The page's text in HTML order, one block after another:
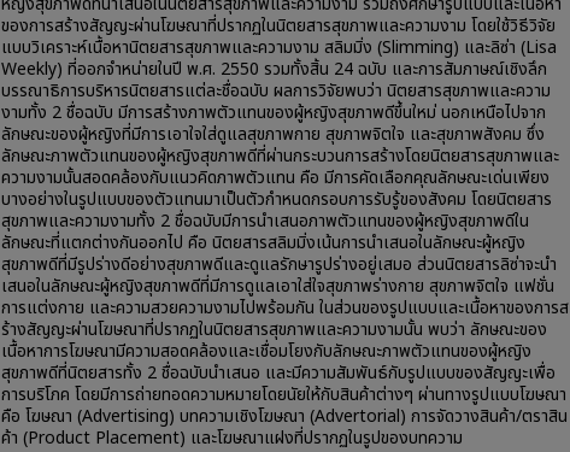
ของการสร้างสัญญะผ่านโฆษณาที่ปรากฏในนิตยสารสุขภาพและความงาม โดยใช้วิธีวิจัย
แบบวิเคราะห์เนื้อหานิตยสารสุขภาพและความงาม สลิมมิ่ง (Slimming) และลิซ่า (Lisa
Weekly) ที่ออกจำหน่ายในปี พ.ศ. 2550 รวมทั้งสิ้น 24 ฉบับ และการสัมภาษณ์เชิงลึก
บรรณาธิการบริหารนิตยสารแต่ละชื่อฉบับ ผลการวิจัยพบว่า นิตยสารสุขภาพและความ
งามทั้ง 2 ชื่อฉบับ มีการสร้างภาพตัวแทนของผู้หญิงสุขภาพดีขึ้นใหม่ นอกเหนือไปจาก
ลักษณะของผู้หญิงที่มีการเอาใจใส่ดูแลสุขภาพกาย สุขภาพจิตใจ และสุขภาพสังคม ซึ่ง
ลักษณะภาพตัวแทนของผู้หญิงสุขภาพดีที่ผ่านกระบวนการสร้างโดยนิตยสารสุขภาพและ
ความงามนั้นสอดคล้องกับแนวคิดภาพตัวแทน คือ มีการคัดเลือกคุณลักษณะเด่นเพียง
บางอย่างในรูปแบบของตัวแทนมาเป็นตัวกำหนดกรอบการรับรู้ของสังคม โดยนิตยสาร
สุขภาพและความงามทั้ง 2 ชื่อฉบับมีการนำเสนอภาพตัวแทนของผู้หญิงสุขภาพดีใน
ลักษณะที่แตกต่างกันออกไป คือ นิตยสารสลิมมิ่งเน้นการนำเสนอในลักษณะผู้หญิง
สุขภาพดีที่มีรูปร่างดีอย่างสุขภาพดีและดูแลรักษารูปร่างอยู่เสมอ ส่วนนิตยสารลิซ่าจะนำ
เสนอในลักษณะผู้หญิงสุขภาพดีที่มีการดูแลเอาใส่ใจสุขภาพร่างกาย สุขภาพจิตใจ แฟชั่น
การแต่งกาย และความสวยความงามไปพร้อมกัน ในส่วนของรูปแบบและเนื้อหาของการส
ร้างสัญญะผ่านโฆษณาที่ปรากฏในนิตยสารสุขภาพและความงามนั้น พบว่า ลักษณะของ
เนื้อหาการโฆษณามีความสอดคล้องและเชื่อมโยงกับลักษณะภาพตัวแทนของผู้หญิง
สุขภาพดีที่นิตยสารทั้ง 2 ชื่อฉบับนำเสนอ และมีความสัมพันธ์กับรูปแบบของสัญญะเพื่อ
การบริโภค โดยมีการถ่ายทอดความหมายโดยนัยให้กับสินค้าต่างๆ ผ่านทางรูปแบบโฆษณา
คือ โฆษณา (Advertising) บทความเชิงโฆษณา (Advertorial) การจัดวางสินค้า/ตราสิน
ค้า (Product Placement) และโฆษณาแฝงที่ปรากฏในรูปของบทความ